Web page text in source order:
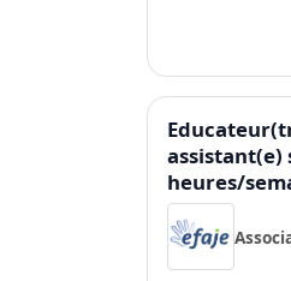
assistant(e)
heures/